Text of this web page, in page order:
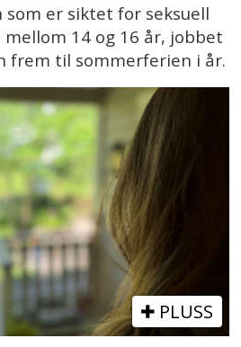
er siktet for seksuell
14 og 16 år, jobbet
frem til sommerferien i år.
PLUSS